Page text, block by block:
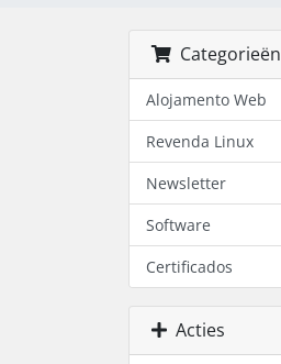
Categorieën
Alojamento Web
Revenda Linux
Newsletter
Software
Certificados
Acties